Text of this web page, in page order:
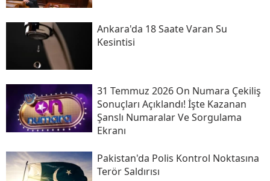
Ankara'da 18 Saate Varan Su
Kesintisi
31 Temmuz 2026 On Numara Çekiliş
Sonuçları Açıklandı! İşte Kazanan
Şanslı Numaralar Ve Sorgulama
Ekranı
Pakistan'da Polis Kontrol Noktasına
Terör Saldırısı